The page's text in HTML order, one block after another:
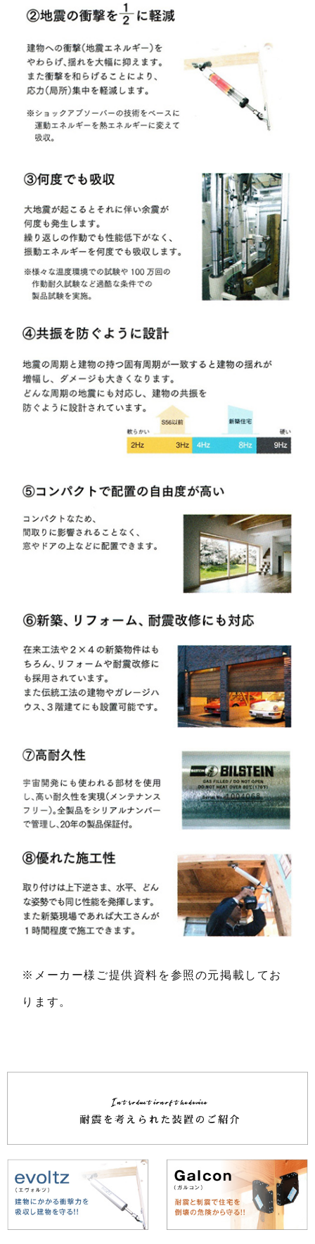
※メーカー様ご提供資料を参照の元掲載してお
ります。